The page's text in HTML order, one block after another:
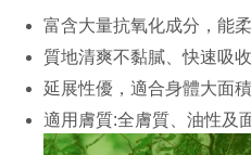
HSBC(台湾)商業銀行
元大商業銀行
玉山商業銀行
台新國際商業銀行
台湾楽天クレジットカード会社
台湾中小企業銀行
HSBC(台湾)商業銀行
元大商業銀行
玉山商業銀行
台新國際商業銀行
Apple Pay
JKOPAY
Google Pay
富含大量抗氧化成分，能
質地清爽不黏膩、快速吸收
延展性優，適合身體大面
適用膚質:全膚質、油性及